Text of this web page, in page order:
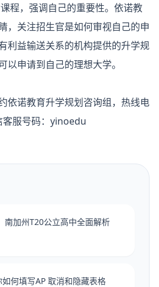
程，强调自己的重要性。依诺教
，关注招生官是如何审视自己的申
利益输送关系的机构提供的升学规
以申请到自己的理想大学。
依诺教育升学规划咨询组，热线电
客服号码：yinoedu
南加州T20公立高中全面解析
何填写AP 取消和隐藏表格